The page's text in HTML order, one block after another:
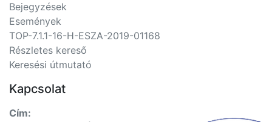
Bejegyzések
Események
TOP-7.1.1-16-H-ESZA-2019-01168
Részletes kereső
Keresési útmutató
Kapcsolat
Cím: